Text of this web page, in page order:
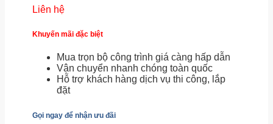
Liên hệ
Khuyến mãi đặc biệt
Mua trọn bộ công trình giá càng hấp dẫn
Vận chuyển nhanh chóng toàn quốc
Hỗ trợ khách hàng dịch vụ thi công, lắp
đặt
Gọi ngay để nhận ưu đãi